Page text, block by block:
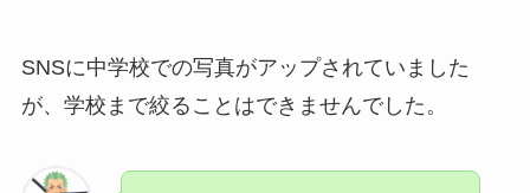
SNSに中学校での写真がアップされていました
が、学校まで絞ることはできませんでした。